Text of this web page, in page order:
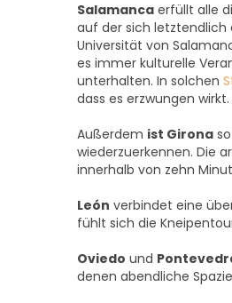
Salamanca erfüllt alle
auf der sich letztendlich
Universität von
es immer kulturelle
unterhalten. In solchen
dass es erzwungen wirkt.
Außerdem ist Girona
wiederzuerkennen. Die
innerhalb von zehn
León verbindet eine
fühlt sich die
Oviedo und
denen abendliche